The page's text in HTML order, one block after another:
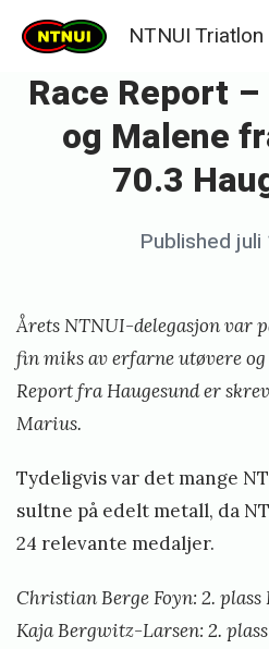
Skip
content
NTNUI Triatlon
Race Report
og Malene
70.3
Posted
Published juli
Årets NTNUI-delegasjon var
fin miks av erfarne utøvere og
Report fra Haugesund er
Marius.
Tydeligvis var det mange
sultne på edelt metall, da
24 relevante medaljer.
Christian Berge Foyn: 2.
Kaja Bergwitz-Larsen: 2.